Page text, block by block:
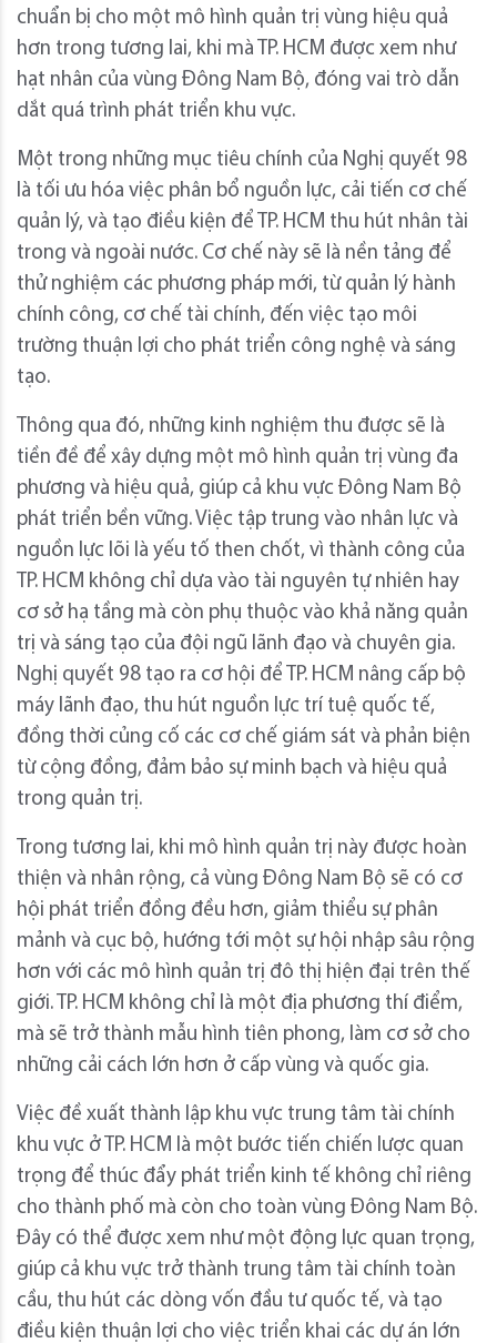
chuẩn bị cho một mô hình quản trị vùng hiệu quả
hơn trong tương lai, khi mà TP. HCM được xem như
hạt nhân của vùng Đông Nam Bộ, đóng vai trò dẫn
dắt quá trình phát triển khu vực.
Một trong những mục tiêu chính của Nghị quyết 98
là tối ưu hóa việc phân bổ nguồn lực, cải tiến cơ chế
quản lý, và tạo điều kiện để TP. HCM thu hút nhân tài
trong và ngoài nước. Cơ chế này sẽ là nền tảng để
thử nghiệm các phương pháp mới, từ quản lý hành
chính công, cơ chế tài chính, đến việc tạo môi
trường thuận lợi cho phát triển công nghệ và sáng
tạo.
Thông qua đó, những kinh nghiệm thu được sẽ là
tiền đề để xây dựng một mô hình quản trị vùng đa
phương và hiệu quả, giúp cả khu vực Đông Nam Bộ
phát triển bền vững. Việc tập trung vào nhân lực và
nguồn lực lõi là yếu tố then chốt, vì thành công của
TP. HCM không chỉ dựa vào tài nguyên tự nhiên hay
cơ sở hạ tầng mà còn phụ thuộc vào khả năng quản
trị và sáng tạo của đội ngũ lãnh đạo và chuyên gia.
Nghị quyết 98 tạo ra cơ hội để TP. HCM nâng cấp bộ
máy lãnh đạo, thu hút nguồn lực trí tuệ quốc tế,
đồng thời củng cố các cơ chế giám sát và phản biện
từ cộng đồng, đảm bảo sự minh bạch và hiệu quả
trong quản trị.
Trong tương lai, khi mô hình quản trị này được hoàn
thiện và nhân rộng, cả vùng Đông Nam Bộ sẽ có cơ
hội phát triển đồng đều hơn, giảm thiểu sự phân
mảnh và cục bộ, hướng tới một sự hội nhập sâu rộng
hơn với các mô hình quản trị đô thị hiện đại trên thế
giới. TP. HCM không chỉ là một địa phương thí điểm,
mà sẽ trở thành mẫu hình tiên phong, làm cơ sở cho
những cải cách lớn hơn ở cấp vùng và quốc gia.
Việc đề xuất thành lập khu vực trung tâm tài chính
khu vực ở TP. HCM là một bước tiến chiến lược quan
trọng để thúc đẩy phát triển kinh tế không chỉ riêng
cho thành phố mà còn cho toàn vùng Đông Nam Bộ.
Đây có thể được xem như một động lực quan trọng,
giúp cả khu vực trở thành trung tâm tài chính toàn
cầu, thu hút các dòng vốn đầu tư quốc tế, và tạo
điều kiện thuận lợi cho việc triển khai các dự án lớn